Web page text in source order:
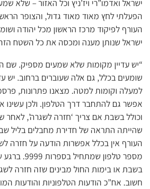
ישראל ואדמו”רי ויז’ניץ וכל האזור – שלא
הפעלתי לחץ מאוד מאוד גדול, והצופר
העורף לפיקוד מרכז הראשון מכל יהודה
ישראל שנותן מענה ומכסה את כל השטח
“יש עדיין מקומות שלא שמעים מספיק. שם
שומעים בכלל, גם אלה שעוברים ברחוב. יש
למעלה וקומות למטה. מצאנו פתרונות,
אפשר גם להתחבר דרך הטלפון. ולכן עשינו
וכולל בשבת אם צריך ‘חזרה לשגרה’, לאחר
שהייתה התראה של חדירת מחבלים בליל
העורף אין בכלל אפשרות הודעה על חזרה
מספר טלפון
בשבת או בימות החול מבינים שזה חזרה
חשוב. אח”כ הודעות הטלפוניות והודעות